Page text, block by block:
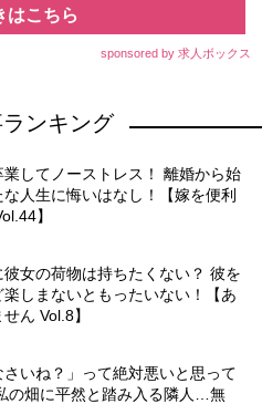
はこちら
sponsored by 求人ボックス
ンキング
してノーストレス！ 離婚から始
人生に悔いはなし！【嫁を便利
】
女の荷物は持ちたくない？ 彼を
しまないともったいない！【あ
ん Vol.8】
さいね？」って絶対悪いと思って
の畑に平然と踏み入る隣人…無